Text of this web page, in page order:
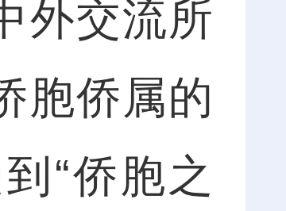
外交流所
胞侨属的
“侨胞之